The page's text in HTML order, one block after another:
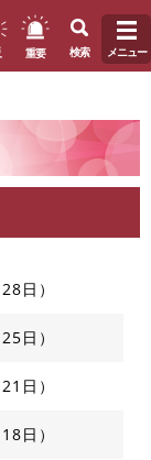
重要 検索 メニュー
日
日
日
日